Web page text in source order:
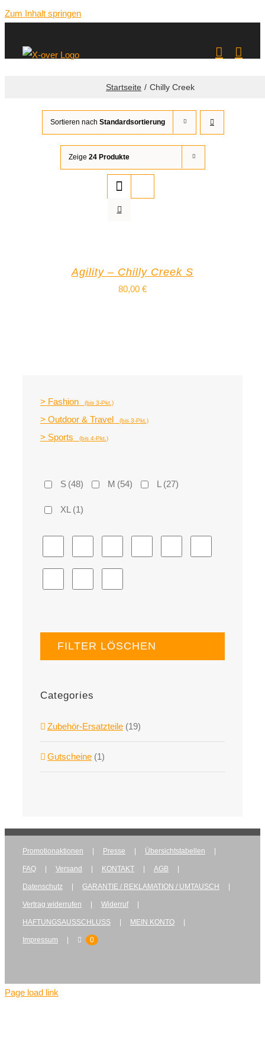
Zum Inhalt springen
Startseite Chilly Creek
Sortieren nach Standardsortierung
Zeige 24 Produkte
Agility – Chilly Creek S
80,00 €
> Fashion (bis 3-Pkt.)
> Outdoor & Travel (bis 3-Pkt.)
> Sports (bis 4-Pkt.)
S (48) M (54) L (27)
XL (1)
FILTER LÖSCHEN
Categories
Zubehör-Ersatzteile (19)
Gutscheine (1)
Promotionaktionen Presse Übersichtstabellen
FAQ Versand KONTAKT AGB
Datenschutz GARANTIE / REKLAMATION / UMTAUSCH
Vertrag widerrufen Widerruf
HAFTUNGSAUSSCHLUSS MEIN KONTO
Impressum 0
Page load link